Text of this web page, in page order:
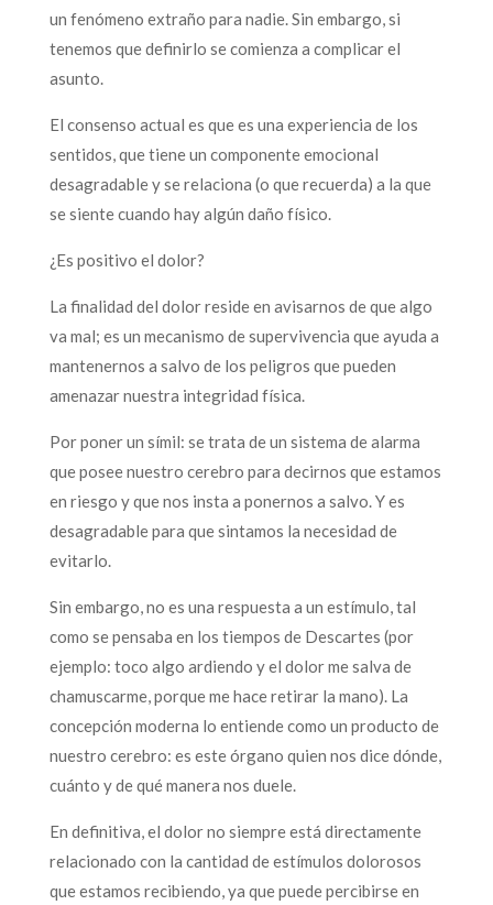
un fenómeno extraño para nadie. Sin embargo, si
tenemos que definirlo se comienza a complicar el
asunto.
El consenso actual es que es una experiencia de los
sentidos, que tiene un componente emocional
desagradable y se relaciona (o que recuerda) a la que
se siente cuando hay algún daño físico.
¿Es positivo el dolor?
La finalidad del dolor reside en avisarnos de que algo
va mal; es un mecanismo de supervivencia que ayuda a
mantenernos a salvo de los peligros que pueden
amenazar nuestra integridad física.
Por poner un símil: se trata de un sistema de alarma
que posee nuestro cerebro para decirnos que estamos
en riesgo y que nos insta a ponernos a salvo. Y es
desagradable para que sintamos la necesidad de
evitarlo.
Sin embargo, no es una respuesta a un estímulo, tal
como se pensaba en los tiempos de Descartes (por
ejemplo: toco algo ardiendo y el dolor me salva de
chamuscarme, porque me hace retirar la mano). La
concepción moderna lo entiende como un producto de
nuestro cerebro: es este órgano quien nos dice dónde,
cuánto y de qué manera nos duele.
En definitiva, el dolor no siempre está directamente
relacionado con la cantidad de estímulos dolorosos
que estamos recibiendo, ya que puede percibirse en